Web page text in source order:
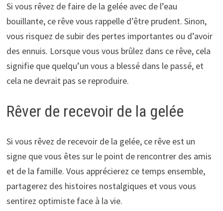
Si vous rêvez de faire de la gelée avec de l’eau
bouillante, ce rêve vous rappelle d’être prudent. Sinon,
vous risquez de subir des pertes importantes ou d’avoir
des ennuis. Lorsque vous vous brûlez dans ce rêve, cela
signifie que quelqu’un vous a blessé dans le passé, et
cela ne devrait pas se reproduire.
Rêver de recevoir de la gelée
Si vous rêvez de recevoir de la gelée, ce rêve est un
signe que vous êtes sur le point de rencontrer des amis
et de la famille. Vous apprécierez ce temps ensemble,
partagerez des histoires nostalgiques et vous vous
sentirez optimiste face à la vie.